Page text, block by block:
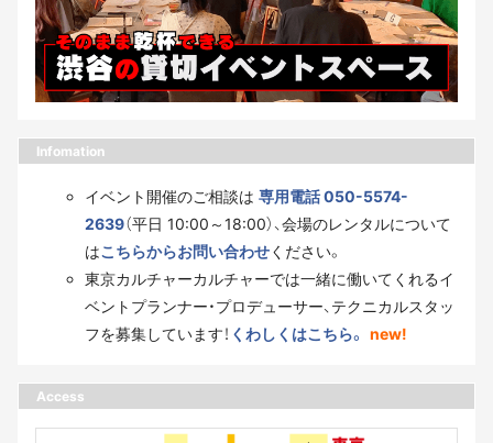
Infomation
イベント開催のご相談は 専用電話 050-5574-
2639（平日 10:00～18:00）、会場のレンタルについて
はこちらからお問い合わせください。
東京カルチャーカルチャーでは一緒に働いてくれるイ
ベントプランナー・プロデューサー、テクニカルスタッ
フを募集しています！ くわしくはこちら。 new!
Access